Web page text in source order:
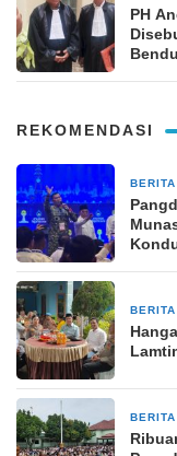
PH
REKOMENDASI
BERITA
BERITA
BERITA